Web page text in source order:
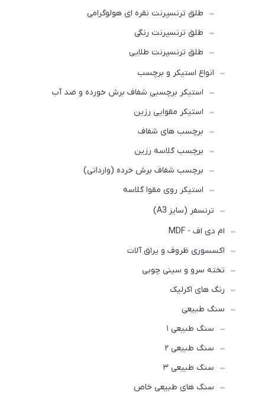
طلق ترنسپرنت نقره ای هولوگرامی
طلق ترنسپرنت رنگی
طلق ترنسپرنت طلایی
انواع استیکر و برچسب
استیکر برچسبی شفاف برش خورده و ضد آب
استیکر مقوایی رزین
برچسب های شفاف
برچسب گلاسه رزین
برچسب شفاف برش خرده (وارداتی)
استیکر روی مقوا گلاسه
ترنسفر (سایز A3)
ام دی اف - MDF
اکسسوری ظروف و یراق آلات
تخته سرو و سینی چوبی
رنگ های اکرلیک
سنگ طبیعی
سنگ طبیعی ۱
سنگ طبیعی ۲
سنگ طبیعی ۳
سنگ های طبیعی خاص